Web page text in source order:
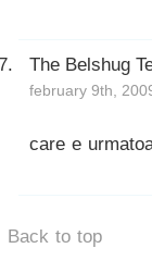
The Belshug
february 9th,
care e
Back to top